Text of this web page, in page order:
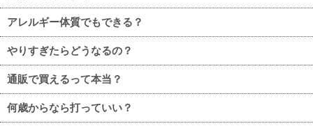
アレルギー体質でもできる？
やりすぎたらどうなるの？
通販で買えるって本当？
何歳からなら打っていい？